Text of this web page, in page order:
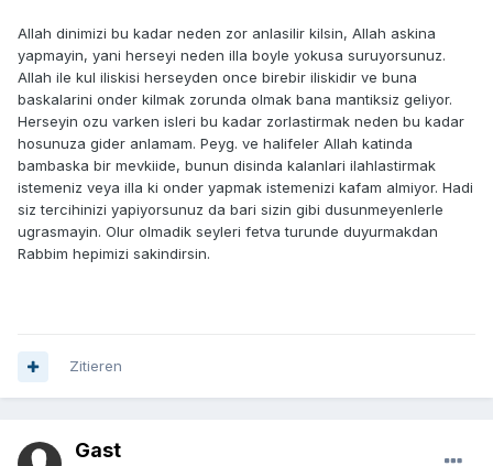
Allah dinimizi bu kadar neden zor anlasilir kilsin, Allah askina
yapmayin, yani herseyi neden illa boyle yokusa suruyorsunuz.
Allah ile kul iliskisi herseyden once birebir iliskidir ve buna
baskalarini onder kilmak zorunda olmak bana mantiksiz geliyor.
Herseyin ozu varken isleri bu kadar zorlastirmak neden bu kadar
hosunuza gider anlamam. Peyg. ve halifeler Allah katinda
bambaska bir mevkiide, bunun disinda kalanlari ilahlastirmak
istemeniz veya illa ki onder yapmak istemenizi kafam almiyor. Hadi
siz tercihinizi yapiyorsunuz da bari sizin gibi dusunmeyenlerle
ugrasmayin. Olur olmadik seyleri fetva turunde duyurmakdan
Rabbim hepimizi sakindirsin.
Zitieren
Gast